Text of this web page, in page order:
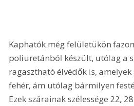
Kaphatók még felületükön
poliuretánból készült, utólag a
ragasztható élvédők is,
fehér, ám utólag bármilyen
Ezek szárainak szélessége 22,